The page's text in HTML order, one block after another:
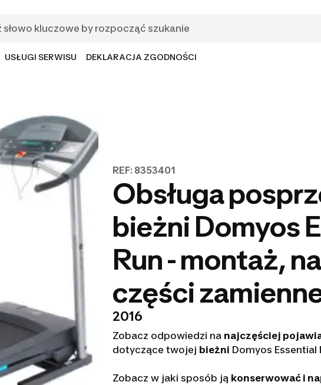
USŁUGI SERWISU DEKLARACJA ZGODNOŚCI
REF: 8353401
Obsługa
bieżni Domyos
Run - montaż,
części
2016
Zobacz odpowiedzi na najczęściej
dotyczące twojej bieżni Domyos Essential
Zobacz w jaki sposób ją konserwować i